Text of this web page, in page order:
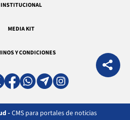
INSTITUCIONAL
MEDIA KIT
Y CONDICIONES
-CMS para portales de noticias